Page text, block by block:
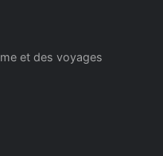
et des voyages